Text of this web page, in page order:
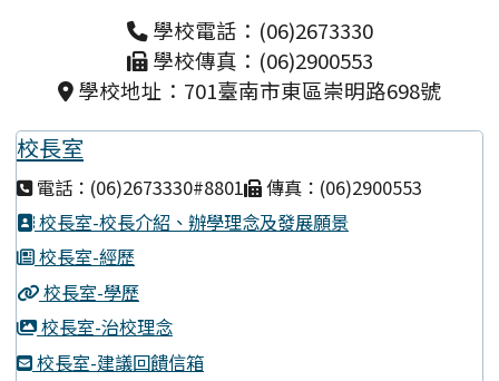
學校電話：(06)2673330
學校傳真：(06)2900553
學校地址：701臺南市東區崇明路698號
校長室
電話：(06)2673330#8801
傳真：(06)2900553
校長室-校長介紹、辦學理念及發展願景
校長室-經歷
校長室-學歷
校長室-治校理念
校長室-建議回饋信箱